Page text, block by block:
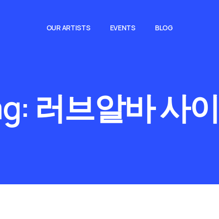
OUR ARTISTS EVENTS BLOG
러브알바 사